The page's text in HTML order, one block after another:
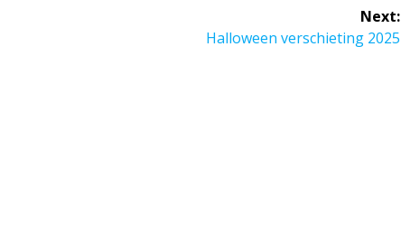
Next:
Next
Halloween verschieting 2025